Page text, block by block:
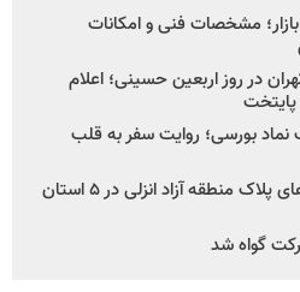
مشخصات فنی و امکانات
تهران در روز اربعین حسینی؛ اعلام
پایتخت
نماد بورسی؛ روایت سفر به قلب
استاندار گیلان: تردد خودروهای پلاک منطقه آزاد انزلی در ۵ استان
گواه شد